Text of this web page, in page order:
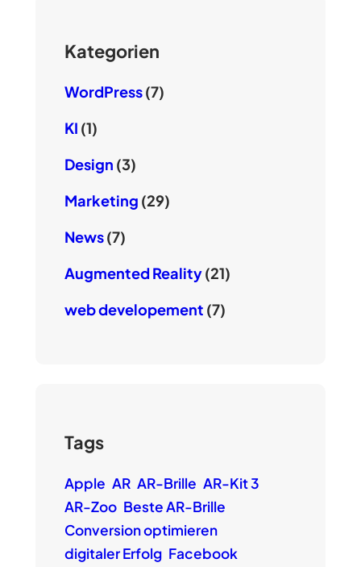
Kategorien
WordPress(7)
KI (1)
Design (3)
Marketing (29)
News(7)
Augmented Reality(21)
web developement (7)
Tags
Apple AR AR-Brille AR-Kit 3
AR-Zoo Beste AR-Brille
Conversion optimieren
digitaler Erfolg Facebook